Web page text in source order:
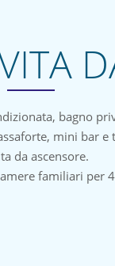
bagno
mini bar
da ascensore.
familiari per